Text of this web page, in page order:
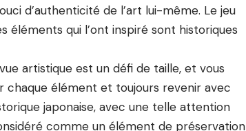
d’authenticité de l’art lui-même. Le jeu
qui l’ont inspiré sont historiques
artistique est un défi de taille, et vous
chaque élément et toujours revenir avec
japonaise, avec une telle attention
comme un élément de préservation